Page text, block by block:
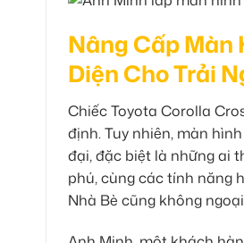
Nâng Cấp Màn
Diện Cho Trải
Chiếc Toyota Corolla
định. Tuy nhiên, màn
đại, đặc biệt là những ai
phú, cùng các tính năng
Nhà Bè cũng không